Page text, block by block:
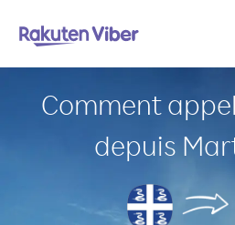
Comment
depuis